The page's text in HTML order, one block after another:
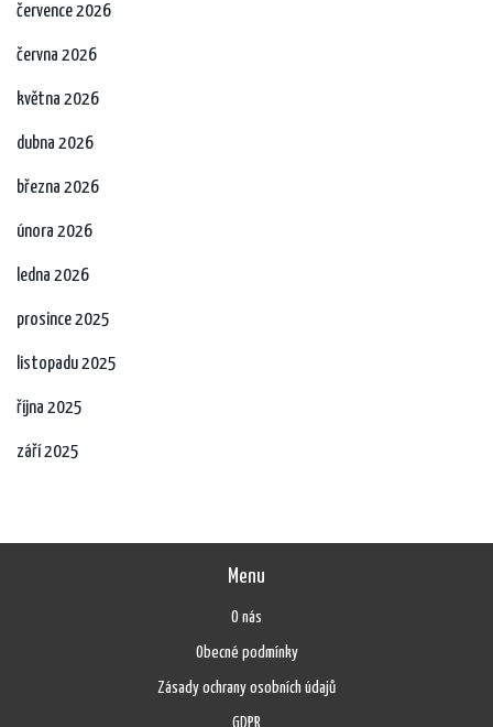
července 2026
června 2026
května 2026
dubna 2026
března 2026
února 2026
ledna 2026
prosince 2025
listopadu 2025
října 2025
září 2025
Menu
O nás
Obecné podmínky
Zásady ochrany osobních údajů
GDPR